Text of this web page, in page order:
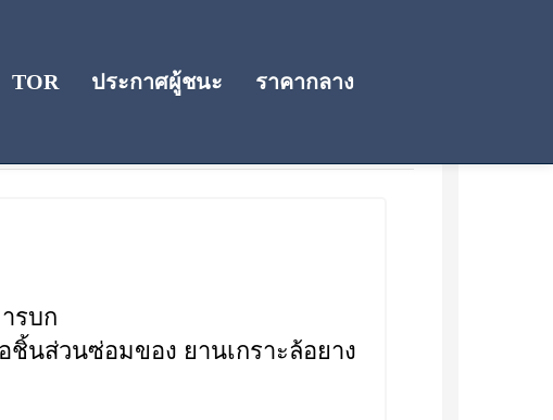
TOR ประกาศผู้ชนะ ราคากลาง
รบก
นส่วนซ่อมของ ยานเกราะล้อยาง